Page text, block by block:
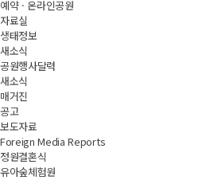
예약 · 온라인공원
자료실
생태정보
새소식
공원행사달력
새소식
매거진
공고
보도자료
Foreign Media Reports
정원결혼식
유아숲체험원